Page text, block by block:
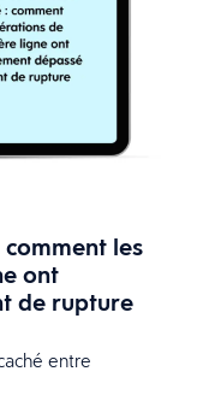
les
ont
de rupture
entre